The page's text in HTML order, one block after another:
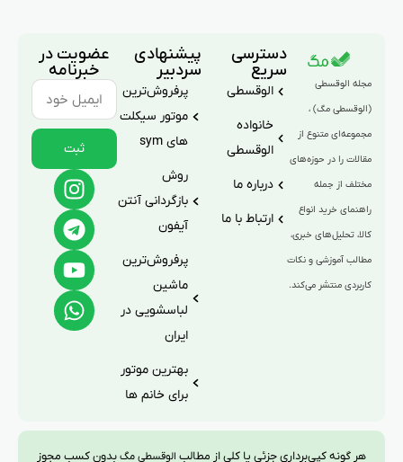
مجله الوقسطی
(الوقسطی مگ) ،
مجموعه‌ای متنوع از
مقالات را در حوزه‌های
مختلف از جمله
راهنمای خرید انواع
کالا، تحلیل‌های خبری،
مطالب آموزشی و نکات
کاربردی منتشر می‌کند.
دسترسی
سریع
الوقسطی
خانواده
الوقسطی
درباره ما
ارتباط با ما
پیشنهادی
سردبیر
پرفروش‌ترین
موتور سیکلت
های sym
روش
بازگردانی آنتن
آیفون
پرفروش‌ترین
ماشین
لباسشویی در
ایران
بهترین موتور
برای خانم ها
عضویت در
خبرنامه
ثبت
هر گونه کپی‌برداری جزئی یا کلی از مطالب الوقسطی مگبدون کسب مجوز